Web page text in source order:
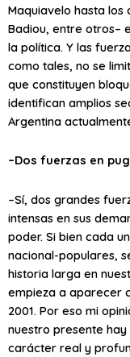
Maquiavelo hasta los
Badiou, entre otros–
la política. Y las
como tales, no se
que constituyen
identifican amplios
Argentina
–Dos fuerzas en
–Sí, dos grandes
intensas en sus
poder. Si bien cada
nacional-populares,
historia larga en
empieza a aparecer
2001. Por eso mi
nuestro presente
carácter real y